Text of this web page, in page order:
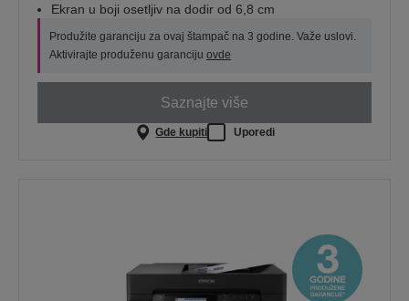
Ekran u boji osetljiv na dodir od 6,8 cm
Produžite garanciju za ovaj štampač na 3 godine. Važe uslovi.
Aktivirajte produženu garanciju ovde
Saznajte više
Gde kupiti Uporedi